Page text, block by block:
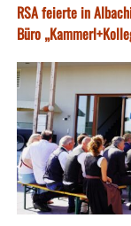
RSA feierte in
Büro